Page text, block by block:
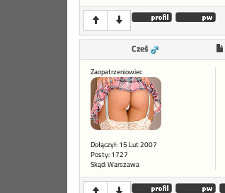
Cześ
Zaopatrzeniowiec
Dołączył: 15 Lut 2007
Posty: 1727
Skąd: Warszawa